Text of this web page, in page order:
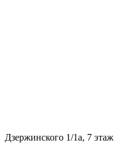
Дзержинского 1/1а, 7 этаж